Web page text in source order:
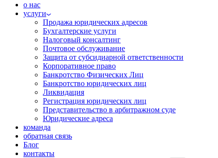
о нас
услуги
Продажа юридических адресов
Бухгалтерские услуги
Налоговый консалтинг
Почтовое обслуживание
Защита от субсидиарной ответственности
Корпоративное право
Банкротство Физических Лиц
Банкротство юридических лиц
Ликвидация
Регистрация юридических лиц
Представительство в арбитражном суде
Юридические адреса
команда
обратная связь
Блог
контакты